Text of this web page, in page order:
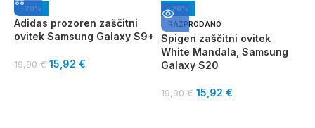
-20%
Adidas prozoren zaščitni
ovitek Samsung Galaxy S9+
19,90€ 15,92 €
-20%
RAZPRODANO
Spigen zaščitni ovitek
White Mandala, Samsung
Galaxy S20
19,90€ 15,92 €